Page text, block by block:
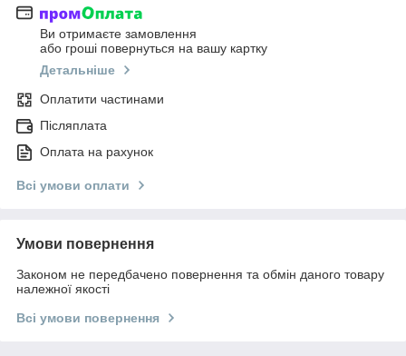
Ви отримаєте замовлення
або гроші повернуться на вашу картку
Детальніше
Оплатити частинами
Післяплата
Оплата на рахунок
Всі умови оплати
Умови повернення
Законом не передбачено повернення та обмін даного товару
належної якості
Всі умови повернення